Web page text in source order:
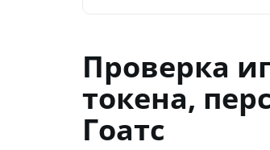
Проверка
токена,
Гоатс